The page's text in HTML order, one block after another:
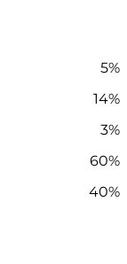
5%
14%
3%
60%
40%